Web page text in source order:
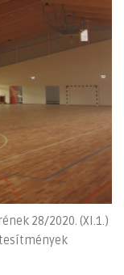
28/2020. (XI.1.)